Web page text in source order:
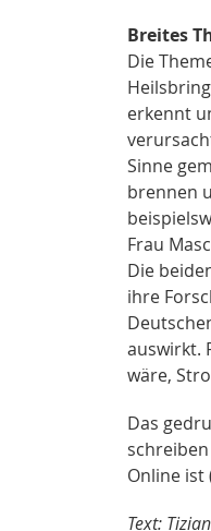
Breites
Die
erkennt
Sinne
brennen
Frau
Die
ihre
auswirkt.
wäre,
Das
Online ist
Text: